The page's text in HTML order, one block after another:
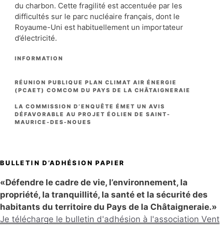
du charbon. Cette fragilité est accentuée par les
difficultés sur le parc nucléaire français, dont le
Royaume-Uni est habituellement un importateur
d’électricité.
CATÉGORIES
INFORMATION
RÉUNION PUBLIQUE PLAN CLIMAT AIR ÉNERGIE
(PCAET) COMCOM DU PAYS DE LA CHÂTAIGNERAIE
LA COMMISSION D’ENQUÊTE ÉMET UN AVIS
DÉFAVORABLE AU PROJET ÉOLIEN DE SAINT-
MAURICE-DES-NOUES
BULLETIN D’ADHÉSION PAPIER
«Défendre le cadre de vie, l’environnement, la
propriété, la tranquillité, la santé et la sécurité des
habitants du territoire du Pays de la Châtaigneraie.»
Je télécharge le bulletin d'adhésion à l'association Vent